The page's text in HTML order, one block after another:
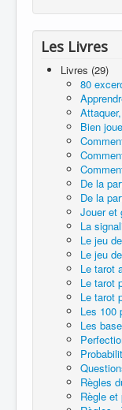
Les Livres
Livres (29)
80
Bien
De la
De la
Jouer et
La
Le jeu
Le jeu
Le tarot
Le tarot
Le tarot
Les 100
Les
Règles
Règle et